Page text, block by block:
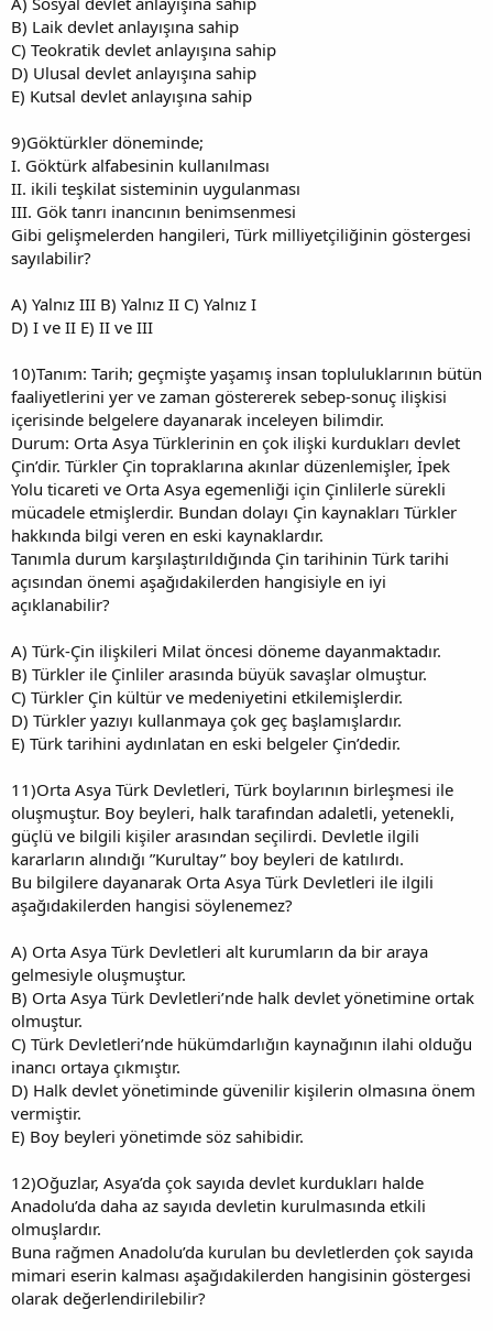
B) Laik devlet anlayışına sahip
C) Teokratik devlet anlayışına sahip
D) Ulusal devlet anlayışına sahip
E) Kutsal devlet anlayışına sahip
9)Göktürkler döneminde;
I. Göktürk alfabesinin kullanılması
II. ikili teşkilat sisteminin uygulanması
III. Gök tanrı inancının benimsenmesi
Gibi gelişmelerden hangileri, Türk milliyetçiliğinin göstergesi
sayılabilir?
A) Yalnız III B) Yalnız II C) Yalnız I
D) I ve II E) II ve III
10)Tanım: Tarih; geçmişte yaşamış insan topluluklarının bütün
faaliyetlerini yer ve zaman göstererek sebep-sonuç ilişkisi
içerisinde belgelere dayanarak inceleyen bilimdir.
Durum: Orta Asya Türklerinin en çok ilişki kurdukları devlet
Çin’dir. Türkler Çin topraklarına akınlar düzenlemişler, İpek
Yolu ticareti ve Orta Asya egemenliği için Çinlilerle sürekli
mücadele etmişlerdir. Bundan dolayı Çin kaynakları Türkler
hakkında bilgi veren en eski kaynaklardır.
Tanımla durum karşılaştırıldığında Çin tarihinin Türk tarihi
açısından önemi aşağıdakilerden hangisiyle en iyi
açıklanabilir?
A) Türk-Çin ilişkileri Milat öncesi döneme dayanmaktadır.
B) Türkler ile Çinliler arasında büyük savaşlar olmuştur.
C) Türkler Çin kültür ve medeniyetini etkilemişlerdir.
D) Türkler yazıyı kullanmaya çok geç başlamışlardır.
E) Türk tarihini aydınlatan en eski belgeler Çin’dedir.
11)Orta Asya Türk Devletleri, Türk boylarının birleşmesi ile
oluşmuştur. Boy beyleri, halk tarafından adaletli, yetenekli,
güçlü ve bilgili kişiler arasından seçilirdi. Devletle ilgili
kararların alındığı ”Kurultay” boy beyleri de katılırdı.
Bu bilgilere dayanarak Orta Asya Türk Devletleri ile ilgili
aşağıdakilerden hangisi söylenemez?
A) Orta Asya Türk Devletleri alt kurumların da bir araya
gelmesiyle oluşmuştur.
B) Orta Asya Türk Devletleri’nde halk devlet yönetimine ortak
olmuştur.
C) Türk Devletleri’nde hükümdarlığın kaynağının ilahi olduğu
inancı ortaya çıkmıştır.
D) Halk devlet yönetiminde güvenilir kişilerin olmasına önem
vermiştir.
E) Boy beyleri yönetimde söz sahibidir.
12)Oğuzlar, Asya’da çok sayıda devlet kurdukları halde
Anadolu’da daha az sayıda devletin kurulmasında etkili
olmuşlardır.
Buna rağmen Anadolu’da kurulan bu devletlerden çok sayıda
mimari eserin kalması aşağıdakilerden hangisinin göstergesi
olarak değerlendirilebilir?